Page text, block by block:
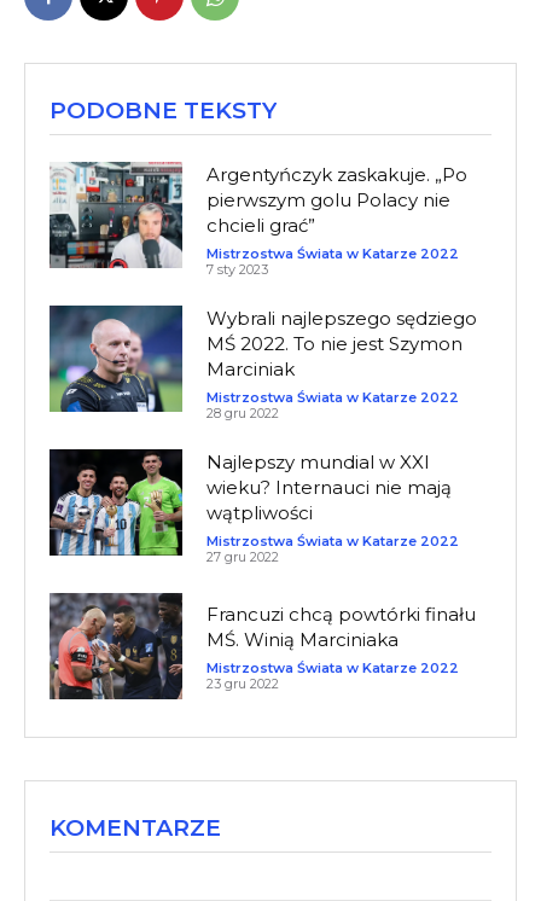
PODOBNE TEKSTY
Argentyńczyk zaskakuje. „Po
pierwszym golu Polacy nie
chcieli grać”
Mistrzostwa Świata w Katarze 2022
7 sty 2023
Wybrali najlepszego sędziego
MŚ 2022. To nie jest Szymon
Marciniak
Mistrzostwa Świata w Katarze 2022
28 gru 2022
Najlepszy mundial w XXI
wieku? Internauci nie mają
wątpliwości
Mistrzostwa Świata w Katarze 2022
27 gru 2022
Francuzi chcą powtórki finału
MŚ. Winią Marciniaka
Mistrzostwa Świata w Katarze 2022
23 gru 2022
KOMENTARZE